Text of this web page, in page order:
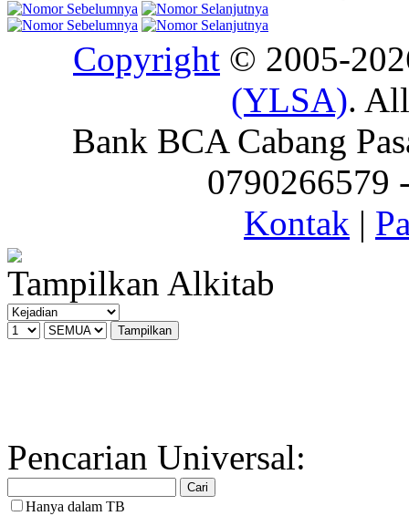
Copyright © 2005-
(YLSA).
Bank BCA Cabang
0790266579
Kontak |
Tampilkan Alkitab
Pencarian Universal:
Hanya dalam TB